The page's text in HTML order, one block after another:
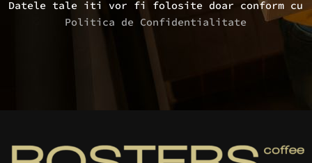
Datele tale iti vor fi folosite doar conform cu
Politica de Confidentialitate